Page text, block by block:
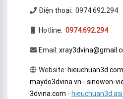
Điện thoại: 0974.692.294
Hotline: 0974.692.294
Email:
Website: hieuchuan3d.com
maydo3dvina.vn - sinowon-
3dvina.com -